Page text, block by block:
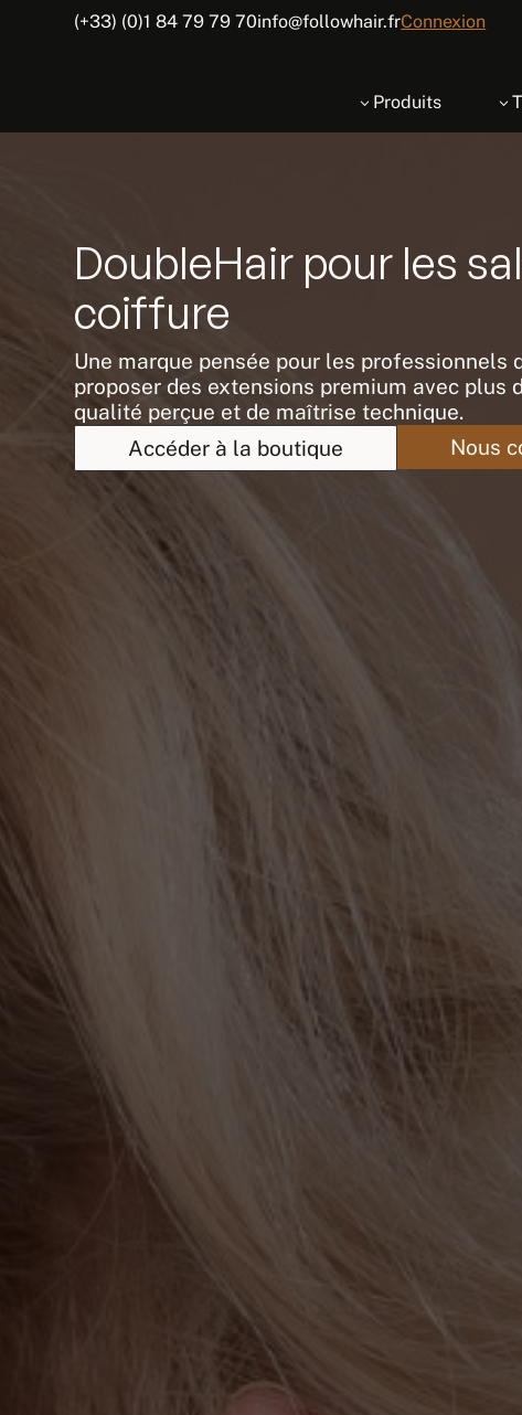
(+33) (0)1 84 79 79 70info@followhair.frConnexion
3 Produits 3
DoubleHair pour les
coiffure
Une marque pensée pour les professionnels
proposer des extensions premium avec plus
qualité perçue et de maîtrise technique.
Accéder à la boutique
Nous